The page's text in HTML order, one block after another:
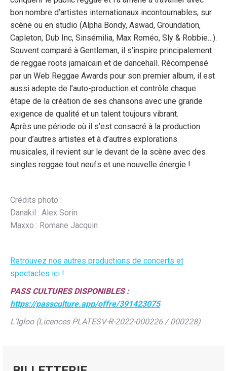
bon nombre d’artistes internationaux incontournables, sur
scène ou en studio (Alpha Bondy, Aswad, Groundation,
Capleton, Dub Inc, Sinsémilia, Max Roméo, Sly & Robbie…).
Souvent comparé à Gentleman, il s’inspire principalement
de reggae roots jamaïcain et de dancehall. Récompensé
par un Web Reggae Awards pour son premier album, il est
aussi adepte de l’auto-production et contrôle chaque
étape de la création de ses chansons avec une grande
exigence de qualité et un talent toujours vibrant.
Après une période où il s’est consacré à la production
pour d’autres artistes et à d’autres explorations
musicales, il revient sur le devant de la scène avec des
singles reggae tout neufs et une nouvelle énergie !
Crédits photo :
Danakil : Alex Sorin
Maxxo : Romane Jacquin
Retrouvez nos autres productions de concerts et
spectacles ici !
PASS CULTURES DISPONIBLES :
https://passculture.app/offre/391423075
L’Igloo (Licences PLATESV-R-2022-000226 / 000228)